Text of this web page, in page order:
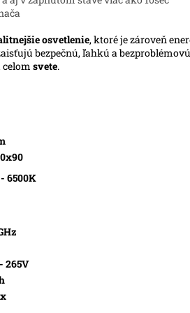
osvetlenie, ktoré je zároveň
bezpečnú, ľahkú a bezproblémovú
svete.
6500K
265V